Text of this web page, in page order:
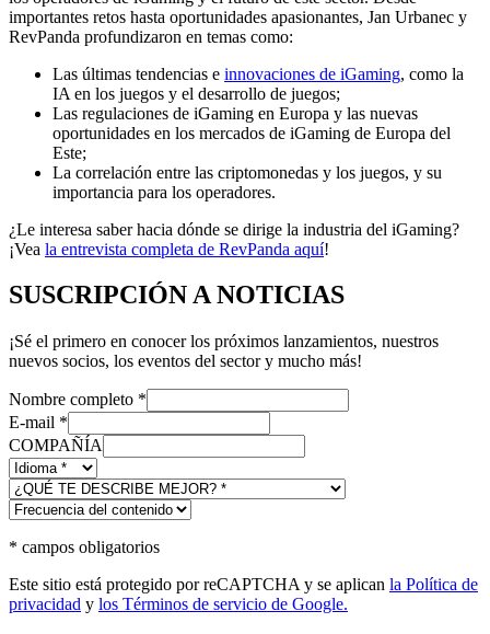
importantes retos hasta oportunidades apasionantes, Jan Urbanec y
RevPanda profundizaron en temas como:
Las últimas tendencias e innovaciones de iGaming, como la
IA en los juegos y el desarrollo de juegos;
Las regulaciones de iGaming en Europa y las nuevas
oportunidades en los mercados de iGaming de Europa del
Este;
La correlación entre las criptomonedas y los juegos, y su
importancia para los operadores.
¿Le interesa saber hacia dónde se dirige la industria del iGaming?
¡Vea la entrevista completa de RevPanda aquí!
SUSCRIPCIÓN A NOTICIAS
¡Sé el primero en conocer los próximos lanzamientos, nuestros
nuevos socios, los eventos del sector y mucho más!
Nombre completo *
E-mail *
COMPAÑÍA
* campos obligatorios
Este sitio está protegido por reCAPTCHA y se aplican la Política de
privacidad y los Términos de servicio de Google.